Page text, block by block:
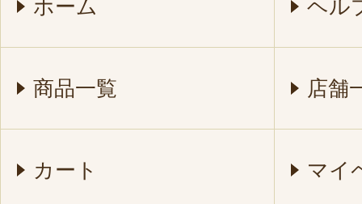
ホーム ヘル
商品一覧 店舗
カート マイ